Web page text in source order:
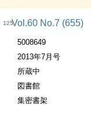
125Vol.60 No.7 (655)
5008649
2013年7月号
所蔵中
図書館
集密書架